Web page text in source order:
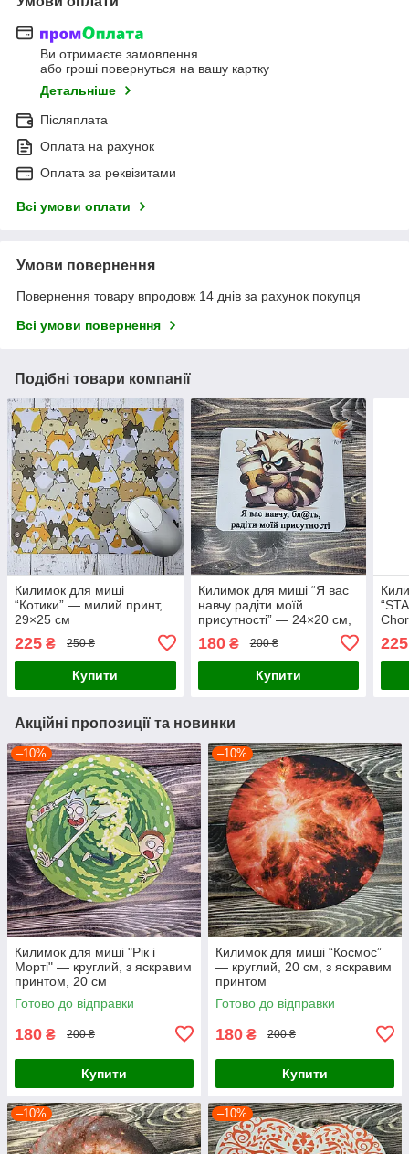
Ви отримаєте замовлення
або гроші повернуться на вашу картку
Детальніше
Післяплата
Оплата на рахунок
Оплата за реквізитами
Всі умови оплати
Умови повернення
Повернення товару впродовж 14 днів за рахунок покупця
Всі умови повернення
Подібні товари компанії
Килимок для миші
“Котики” — милий принт,
29×25 см
225 ₴ 250 ₴
Купити
Килимок для миші “Я вас
навчу радіти моїй
присутності” — 24×20 см,
з гумористичним принтом
180₴ 200 ₴
Купити
225
Акційні пропозиції та новинки
–10%
Килимок для миші "Рік і
Морті" — круглий, з яскравим
принтом, 20 см
Готово до відправки
180 ₴ 200 ₴
Купити
–10%
Килимок для миші “Космос”
— круглий, 20 см, з яскравим
принтом
Готово до відправки
180 ₴ 200 ₴
Купити
–10% –10%